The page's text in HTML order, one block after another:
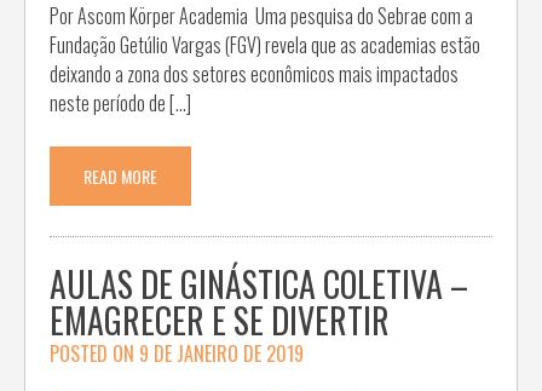
Por Ascom Körper Academia Uma pesquisa do Sebrae com a
Fundação Getúlio Vargas (FGV) revela que as academias estão
deixando a zona dos setores econômicos mais impactados
neste período de […]
READ MORE
AULAS DE GINÁSTICA COLETIVA –
EMAGRECER E SE DIVERTIR
POSTED ON 9 DE JANEIRO DE 2019